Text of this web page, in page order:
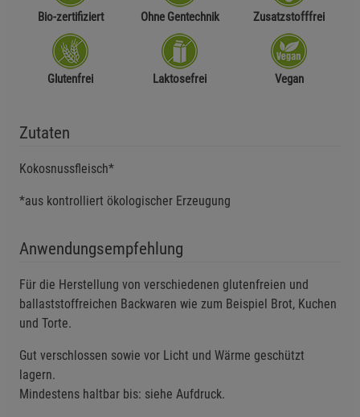
Bio-zertifiziert Ohne Gentechnik Zusatzstofffrei
Glutenfrei Laktosefrei Vegan
Zutaten
Kokosnussfleisch*
*aus kontrolliert ökologischer Erzeugung
Anwendungsempfehlung
Für die Herstellung von verschiedenen glutenfreien und
ballaststoffreichen Backwaren wie zum Beispiel Brot, Kuchen
und Torte.
Gut verschlossen sowie vor Licht und Wärme geschützt
lagern.
Mindestens haltbar bis: siehe Aufdruck.